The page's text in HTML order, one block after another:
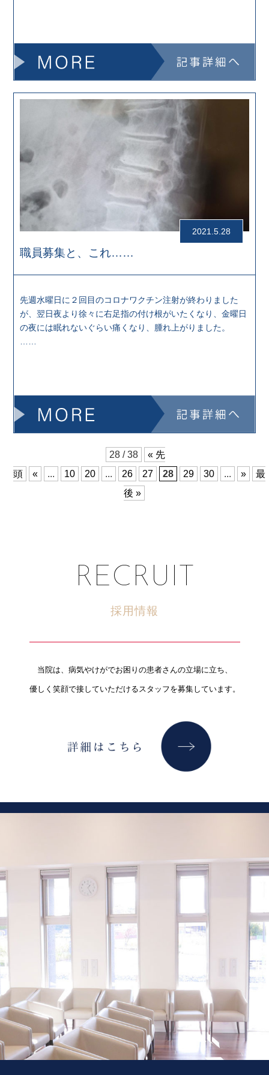
2021.5.28
職員募集と、これ……
先週水曜日に２回目のコロナワクチン注射が終わりました
が、翌日夜より徐々に右足指の付け根がいたくなり、金曜日
の夜には眠れないぐらい痛くなり、腫れ上がりました。
……
28 / 38
« 先
頭
« ... 10 20 ... 26 27 28 29 30 ... »
最
後 »
RECRUIT
採用情報
当院は、病気やけがでお困りの患者さんの立場に立ち、
優しく笑顔で接していただけるスタッフを募集しています。